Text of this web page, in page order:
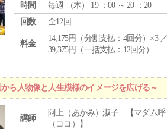
時間
毎週 （木） 19 ：00 ～ 20 ：20
回数
全12回
料金
14,175円（分割支払：4回分）×3
39,375円（一括支払：12回分）
ら人物像と人生模様のイメージを広げる～
講師
阿上（あかみ）淑子 【マダム呼
（ココ）】